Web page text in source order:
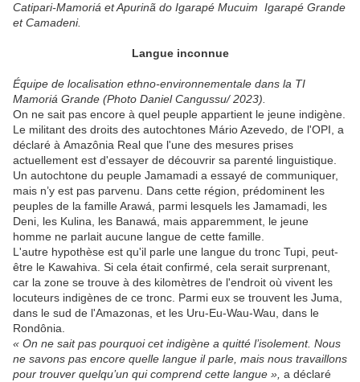
Catipari-Mamoriá et Apurinã do Igarapé Mucuim Igarapé Grande
et Camadeni.
Langue inconnue
Équipe de localisation ethno-environnementale dans la TI
Mamoriá Grande (Photo Daniel Cangussu/ 2023).
On ne sait pas encore à quel peuple appartient le jeune indigène.
Le militant des droits des autochtones Mário Azevedo, de l'OPI, a
déclaré à Amazônia Real que l'une des mesures prises
actuellement est d'essayer de découvrir sa parenté linguistique.
Un autochtone du peuple Jamamadi a essayé de communiquer,
mais n’y est pas parvenu. Dans cette région, prédominent les
peuples de la famille Arawá, parmi lesquels les Jamamadi, les
Deni, les Kulina, les Banawá, mais apparemment, le jeune
homme ne parlait aucune langue de cette famille.
L'autre hypothèse est qu'il parle une langue du tronc Tupi, peut-
être le Kawahiva. Si cela était confirmé, cela serait surprenant,
car la zone se trouve à des kilomètres de l'endroit où vivent les
locuteurs indigènes de ce tronc. Parmi eux se trouvent les Juma,
dans le sud de l'Amazonas, et les Uru-Eu-Wau-Wau, dans le
Rondônia.
« On ne sait pas pourquoi cet indigène a quitté l’isolement. Nous
ne savons pas encore quelle langue il parle, mais nous travaillons
pour trouver quelqu’un qui comprend cette langue », a déclaré